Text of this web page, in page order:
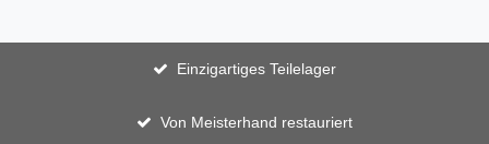
Einzigartiges Teilelager
Von Meisterhand restauriert